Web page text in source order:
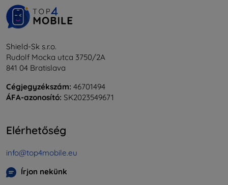
Shield-Sk s.r.o.
Rudolf Mocka utca 3750/2A
841 04 Bratislava
Cégjegyzékszám: 46701494
ÁFA-azonosító: SK2023549671
Elérhetőség
info@top4mobile.eu
Írjon nekünk